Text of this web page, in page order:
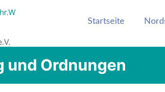
Stadtteilseite der
Nordstadt
Startseite
und Ordnungen